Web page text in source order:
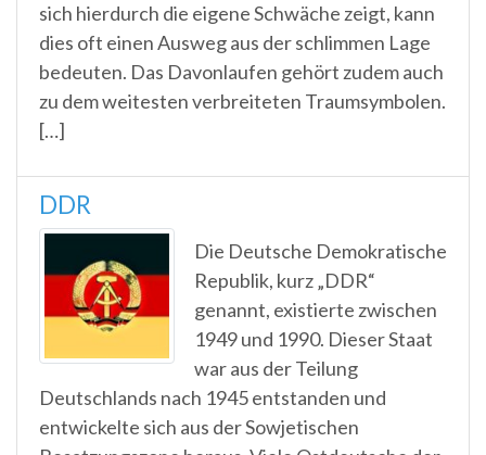
sich hierdurch die eigene Schwäche zeigt, kann
dies oft einen Ausweg aus der schlimmen Lage
bedeuten. Das Davonlaufen gehört zudem auch
zu dem weitesten verbreiteten Traumsymbolen.
[…]
DDR
Die Deutsche Demokratische
Republik, kurz „DDR“
genannt, existierte zwischen
1949 und 1990. Dieser Staat
war aus der Teilung
Deutschlands nach 1945 entstanden und
entwickelte sich aus der Sowjetischen